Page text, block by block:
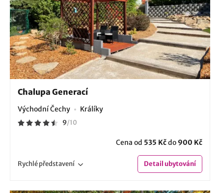
Chalupa Generací
Východní Čechy Králíky
9/10
Cena od 535 Kčdo 900 Kč
Rychlépředstavení Detailubytování